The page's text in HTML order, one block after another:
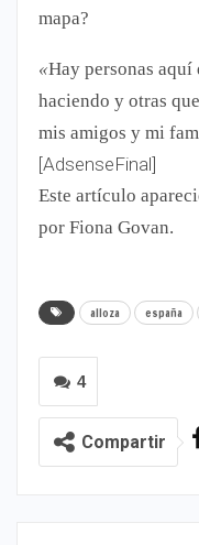
mapa?
«Hay personas
haciendo y otras
mis amigos y mi
[AdsenseFinal]
Este artículo
por Fiona Govan.
alloza españa
4
Compartir